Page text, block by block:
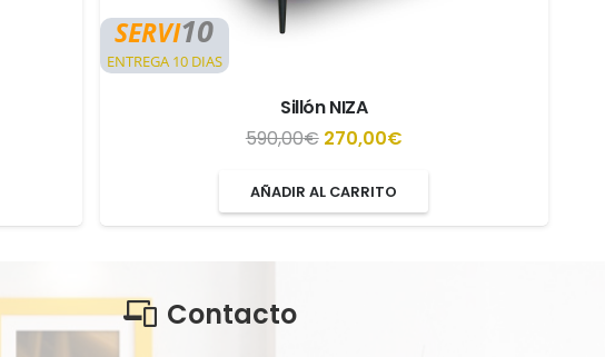
SERVI10
ENTREGA 10 DIAS
Sillón NIZA
590,00€ El
original
270,00€El
AÑADIR AL CARRITO
Contacto